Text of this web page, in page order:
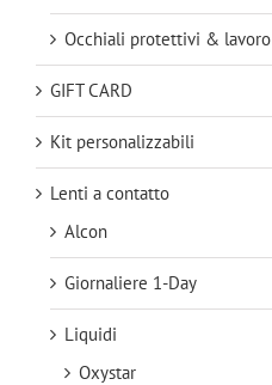
Occhiali protettivi & lavoro
GIFT CARD
Kit personalizzabili
Lenti a contatto
Alcon
Giornaliere 1-Day
Liquidi
Oxystar